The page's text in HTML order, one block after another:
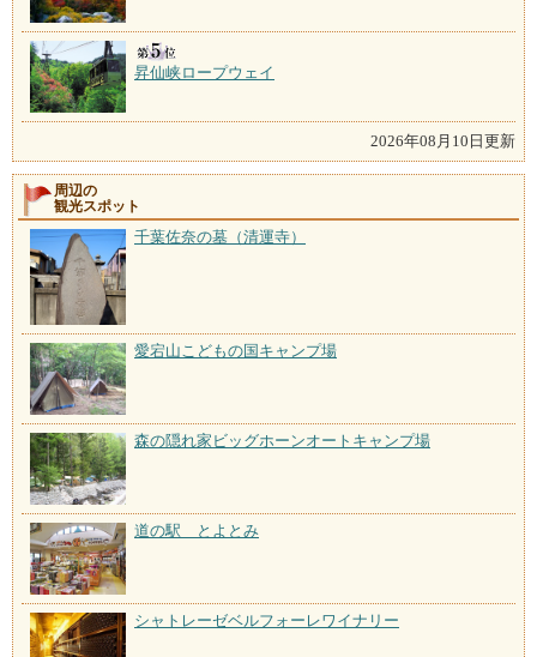
昇仙峡ロープウェイ
2026年08月10日更新
周辺の
観光スポット
千葉佐奈の墓（清運寺）
愛宕山こどもの国キャンプ場
森の隠れ家ビッグホーンオートキャンプ場
道の駅 とよとみ
シャトレーゼベルフォーレワイナリー